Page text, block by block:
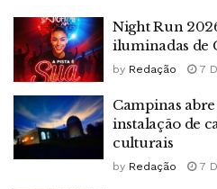
Night Run
iluminadas de
by Redação 7
Campinas
instalação de
culturais
by Redação 7